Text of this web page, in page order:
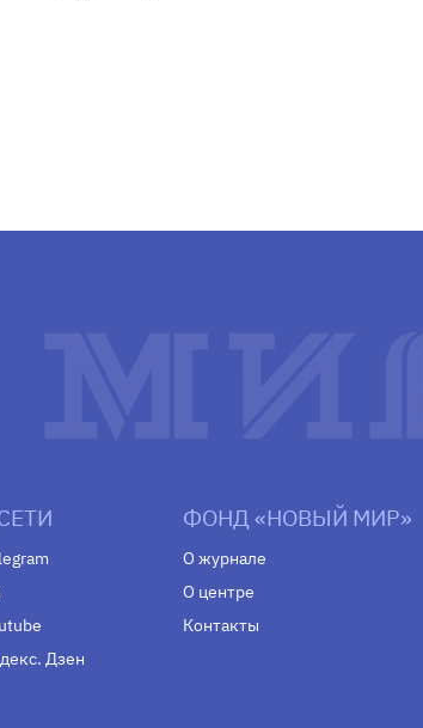
Дзен
ФОНД «НОВЫЙ МИР»
О журнале
О центре
Контакты